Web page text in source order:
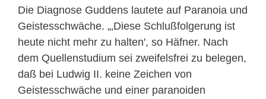
Die Diagnose Guddens lautete auf Paranoia und
Geistesschwäche. „‚Diese Schlußfolgerung ist
heute nicht mehr zu halten', so Häfner. Nach
dem Quellenstudium sei zweifelsfrei zu belegen,
daß bei Ludwig II. keine Zeichen von
Geistesschwäche und einer paranoiden